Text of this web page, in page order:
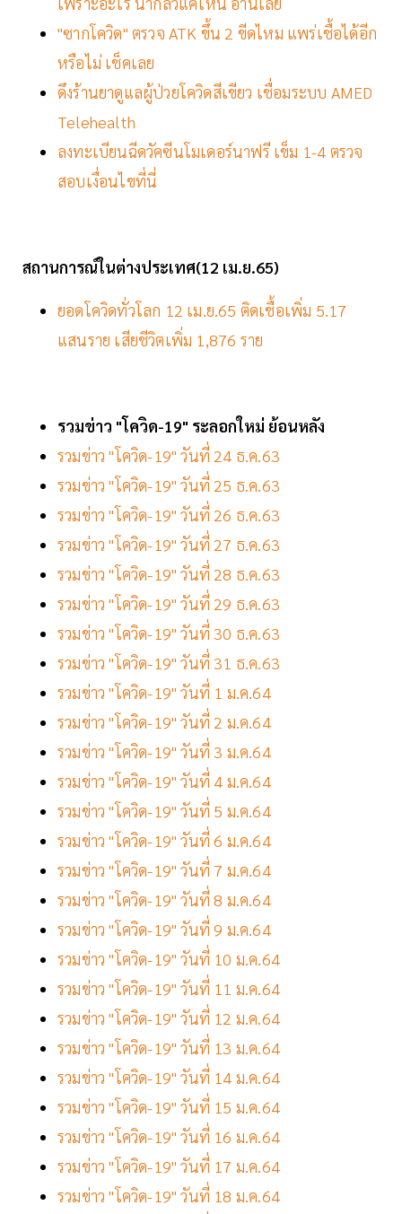
"ซากโควิด" ตรวจ ATK ขึ้น 2 ขีดไหม แพร่เชื้อได้อีก
หรือไม่ เช็คเลย
ดึงร้านยาดูแลผู้ป่วยโควิดสีเขียว เชื่อมระบบ AMED
Telehealth
ลงทะเบียนฉีดวัคซีนโมเดอร์นาฟรี เข็ม 1-4 ตรวจ
สอบเงื่อนไขที่นี่
สถานการณ์ในต่างประเทศ(12 เม.ย.65)
ยอดโควิดทั่วโลก 12 เม.ย.65 ติดเชื้อเพิ่ม 5.17
แสนราย เสียชีวิตเพิ่ม 1,876 ราย
รวมข่าว "โควิด-19" ระลอกใหม่ ย้อนหลัง
รวมข่าว "โควิด-19" วันที่ 24 ธ.ค.63
รวมข่าว "โควิด-19" วันที่ 25 ธ.ค.63
รวมข่าว "โควิด-19" วันที่ 26 ธ.ค.63
รวมข่าว "โควิด-19" วันที่ 27 ธ.ค.63
รวมข่าว "โควิด-19" วันที่ 28 ธ.ค.63
รวมข่าว "โควิด-19" วันที่ 29 ธ.ค.63
รวมข่าว "โควิด-19" วันที่ 30 ธ.ค.63
รวมข่าว "โควิด-19" วันที่ 31 ธ.ค.63
รวมข่าว "โควิด-19" วันที่ 1 ม.ค.64
รวมข่าว "โควิด-19" วันที่ 2 ม.ค.64
รวมข่าว "โควิด-19" วันที่ 3 ม.ค.64
รวมข่าว "โควิด-19" วันที่ 4 ม.ค.64
รวมข่าว "โควิด-19" วันที่ 5 ม.ค.64
รวมข่าว "โควิด-19" วันที่ 6 ม.ค.64
รวมข่าว "โควิด-19" วันที่ 7 ม.ค.64
รวมข่าว "โควิด-19" วันที่ 8 ม.ค.64
รวมข่าว "โควิด-19" วันที่ 9 ม.ค.64
รวมข่าว "โควิด-19" วันที่ 10 ม.ค.64
รวมข่าว "โควิด-19" วันที่ 11 ม.ค.64
รวมข่าว "โควิด-19" วันที่ 12 ม.ค.64
รวมข่าว "โควิด-19" วันที่ 13 ม.ค.64
รวมข่าว "โควิด-19" วันที่ 14 ม.ค.64
รวมข่าว "โควิด-19" วันที่ 15 ม.ค.64
รวมข่าว "โควิด-19" วันที่ 16 ม.ค.64
รวมข่าว "โควิด-19" วันที่ 17 ม.ค.64
รวมข่าว "โควิด-19" วันที่ 18 ม.ค.64